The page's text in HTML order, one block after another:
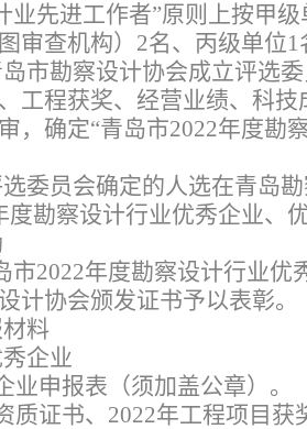
业先进工作者”原则上按甲
审查机构）2名、丙级单位
岛市勘察设计协会成立评选
工程获奖、经营业绩、科
，确定“青岛市2022年度勘
选委员会确定的人选在青岛
度勘察设计行业优秀企业、
市2022年度勘察设计行业
计协会颁发证书予以表彰。
料
秀企业
业申报表（须加盖公章）。
质证书、2022年工程项目